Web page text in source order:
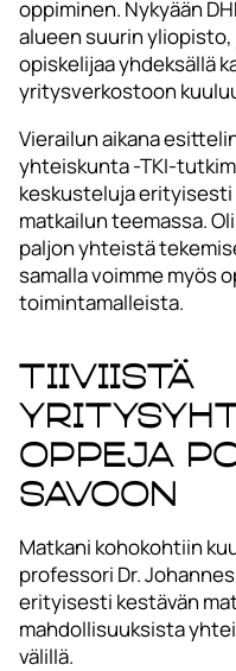
oppiminen. Nykyään
alueen suurin
opiskelijaa yhdeksällä
yritysverkostoon
Vierailun aikana
yhteiskunta -TKI-
keskusteluja
matkailun teemassa.
paljon yhteistä
samalla voimme myös
toimintamalleista.
Tiiviistä
oppeja
Savoon
Matkani kohokohtiin
professori Dr.
erityisesti kestävän
mahdollisuuksista
välillä.